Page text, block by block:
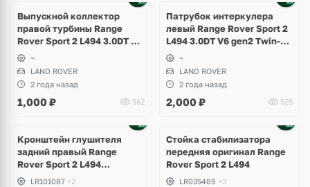
Выпускной коллектор
правой турбины Range
Rover Sport 2 L494 3.0DT V6
gen2 Twin-turbo
~
LAND ROVER
2 года назад
1,000 ₽ 562
Патрубок интеркулера
левый Range Rover Sport 2
L494 3.0DT V6 gen2 Twin-
turbo
~
LAND ROVER
2 года назад
2,000 ₽ 525
Кронштейн глушителя
задний правый Range
Rover Sport 2 L494
рестайлинг
LR101087 +2
Стойка стабилизатора
передняя оригинал Range
Rover Sport 2 L494
LR035489 +3